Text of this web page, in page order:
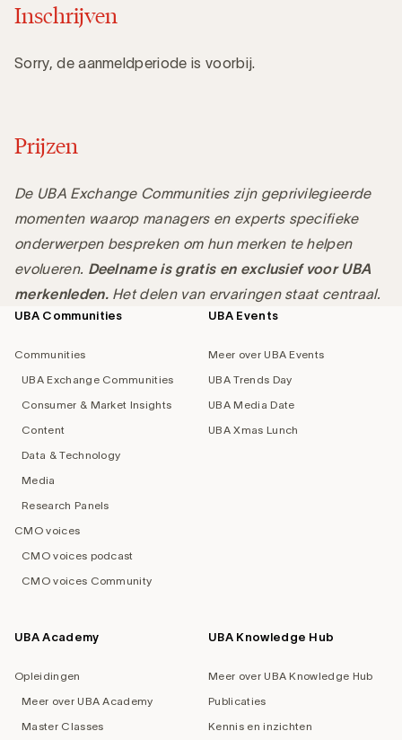
Inschrijven
Sorry, de aanmeldperiode is voorbij.
Prijzen
De UBA Exchange Communities zijn geprivilegieerde
momenten waarop managers en experts specifieke
onderwerpen bespreken om hun merken te helpen
evolueren. Deelname is gratis en exclusief voor UBA
merkenleden.Het delen van ervaringen staat centraal.
Footer
UBA Communities
Communities
UBA Exchange Communities
Consumer & Market Insights
Content
Data & Technology
Media
Research Panels
CMO voices
CMO voices podcast
CMO voices Community
UBA Events
Meer over UBA Events
UBA Trends Day
UBA Media Date
UBA Xmas Lunch
UBA Academy
Opleidingen
Meer over UBA Academy
Master Classes
UBA Knowledge Hub
Meer over UBA Knowledge Hub
Publicaties
Kennis en inzichten